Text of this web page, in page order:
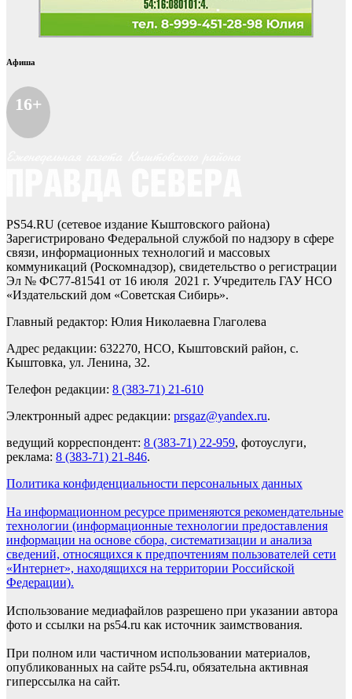
Афиша
16+
PS54.RU (сетевое издание Кыштовского района)
Зарегистрировано Федеральной службой по надзору в сфере
связи, информационных технологий и массовых
коммуникаций (Роскомнадзор), свидетельство о регистрации
Эл № ФС77-81541 от 16 июля 2021 г. Учредитель ГАУ НСО
«Издательский дом «Советская Сибирь».
Главный редактор: Юлия Николаевна Глаголева
Адрес редакции: 632270, НСО, Кыштовский район, с.
Кыштовка, ул. Ленина, 32.
Телефон редакции: 8 (383-71) 21-610
Электронный адрес редакции: prsgaz@yandex.ru.
ведущий корреспондент: 8 (383-71) 22-959, фотоуслуги,
реклама: 8 (383-71) 21-846.
Политика конфиденциальности персональных данных
На информационном ресурсе применяются рекомендательные
технологии (информационные технологии предоставления
информации на основе сбора, систематизации и анализа
сведений, относящихся к предпочтениям пользователей сети
«Интернет», находящихся на территории Российской
Федерации).
Использование медиафайлов разрешено при указании автора
фото и ссылки на ps54.ru как источник заимствования.
При полном или частичном использовании материалов,
опубликованных на сайте ps54.ru, обязательна активная
гиперссылка на сайт.